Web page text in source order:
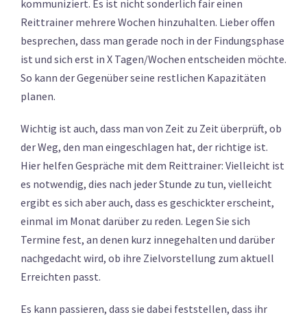
kommuniziert. Es ist nicht sonderlich fair einen
Reittrainer mehrere Wochen hinzuhalten. Lieber offen
besprechen, dass man gerade noch in der Findungsphase
ist und sich erst in X Tagen/Wochen entscheiden möchte.
So kann der Gegenüber seine restlichen Kapazitäten
planen.
Wichtig ist auch, dass man von Zeit zu Zeit überprüft, ob
der Weg, den man eingeschlagen hat, der richtige ist.
Hier helfen Gespräche mit dem Reittrainer: Vielleicht ist
es notwendig, dies nach jeder Stunde zu tun, vielleicht
ergibt es sich aber auch, dass es geschickter erscheint,
einmal im Monat darüber zu reden. Legen Sie sich
Termine fest, an denen kurz innegehalten und darüber
nachgedacht wird, ob ihre Zielvorstellung zum aktuell
Erreichten passt.
Es kann passieren, dass sie dabei feststellen, dass ihr